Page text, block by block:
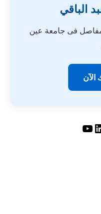
الباقي
فى جامعة عين
إنيوتيوب